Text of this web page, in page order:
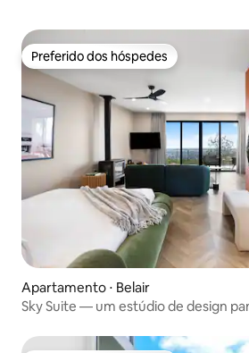
Preferido dos hóspedes
Preferido dos hóspedes
Apartamento ⋅ Belair
Sky Suite — um estúdio de design